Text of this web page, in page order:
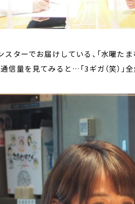
ターでお届けしている、「水曜たま
量を見てみると…「3ギガ（笑）」全